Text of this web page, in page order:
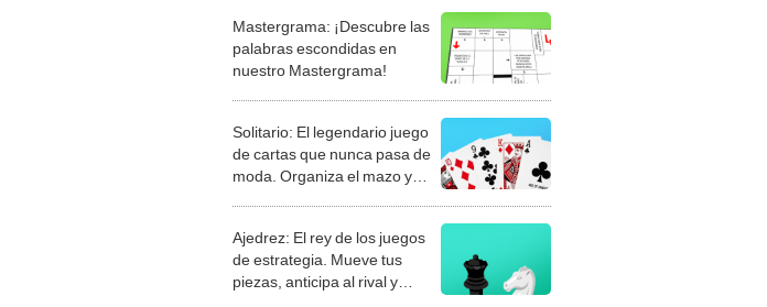
Mastergrama: ¡Descubre las
palabras escondidas en
nuestro Mastergrama!
Solitario: El legendario juego
de cartas que nunca pasa de
moda. Organiza el mazo y
Ajedrez: El rey de los juegos
de estrategia. Mueve tus
piezas, anticipa al rival y